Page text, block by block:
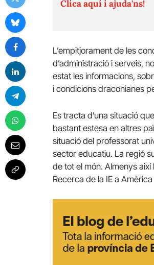
Clica aquí i ajuda'ns!
L’empitjorament de les
d’administració i serveis,
estat les informacions,
i condicions draconianes
Es tracta d’una situació
bastant estesa en altres
situació del professorat
sector educatiu. La regió
de tot el món. Almenys
Recerca de la IE a Amèrica